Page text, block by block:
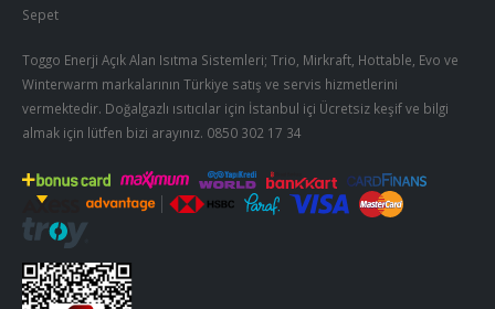
Sepet
Toggo Enerji Açık Alan Isıtma Sistemleri; Trio, Mirkraft, Hottable, Evo ve
Winterwarm markalarının Türkiye satış ve servis hizmetlerini
vermektedir. Doğalgazlı ısıtıcılar için İstanbul içi Ücretsiz keşif ve bilgi
almak için lütfen bizi arayınız. 0850 302 17 34